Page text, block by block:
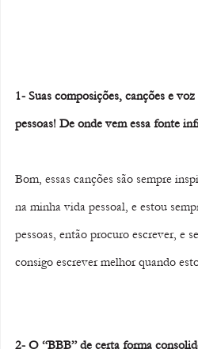
1- Suas composições, canções e
pessoas! De onde vem essa fonte
Bom, essas canções são sempre
na minha vida pessoal, e estou
pessoas, então procuro escrever, e
consigo escrever melhor quando
2- O “BBB” de certa forma